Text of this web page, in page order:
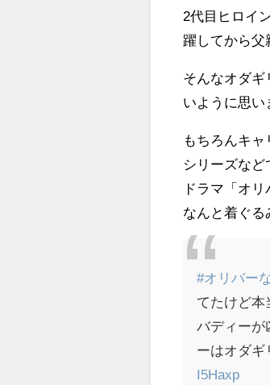
2代目ヒロイ
躍してから父
そんなオダギ
いように思い
もちろんキ
シリーズなど
ドラマ「オ
なんと着ぐる
#オリバー
てたけど本
バディーが
ーはオダギ
I5Haxp